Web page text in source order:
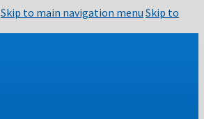
Skip to main navigation menu Skip to